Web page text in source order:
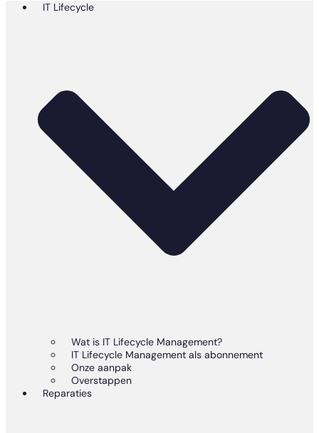
IT Lifecycle
Wat is IT Lifecycle Management?
IT Lifecycle Management als abonnement
Onze aanpak
Overstappen
Reparaties